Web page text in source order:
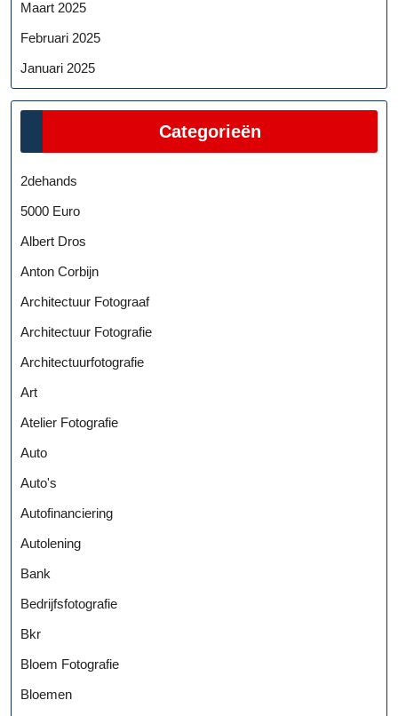
Maart 2025
Februari 2025
Januari 2025
Categorieën
2dehands
5000 Euro
Albert Dros
Anton Corbijn
Architectuur Fotograaf
Architectuur Fotografie
Architectuurfotografie
Art
Atelier Fotografie
Auto
Auto's
Autofinanciering
Autolening
Bank
Bedrijfsfotografie
Bkr
Bloem Fotografie
Bloemen